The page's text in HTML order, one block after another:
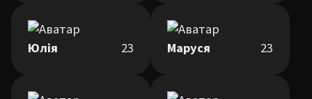
Юлія 23 Маруся 23